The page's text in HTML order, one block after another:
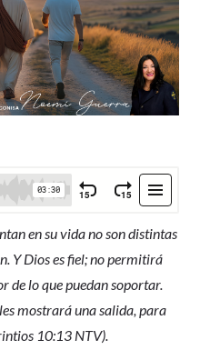
en su vida no son distintas
Y Dios es fiel; no permitirá
de lo que puedan soportar.
mostrará una salida, para
10:13 NTV).